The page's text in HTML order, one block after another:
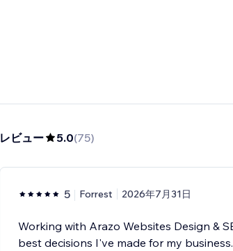
レビュー 5.0(75)
5 Forrest 2026年7月31日
Working with Arazo Websites Design &
best decisions I've made for my